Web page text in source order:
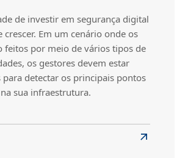
de investir em segurança digital
crescer. Em um cenário onde os
feitos por meio de vários tipos de
os gestores devem estar
para detectar os principais pontos
sua infraestrutura.
Read